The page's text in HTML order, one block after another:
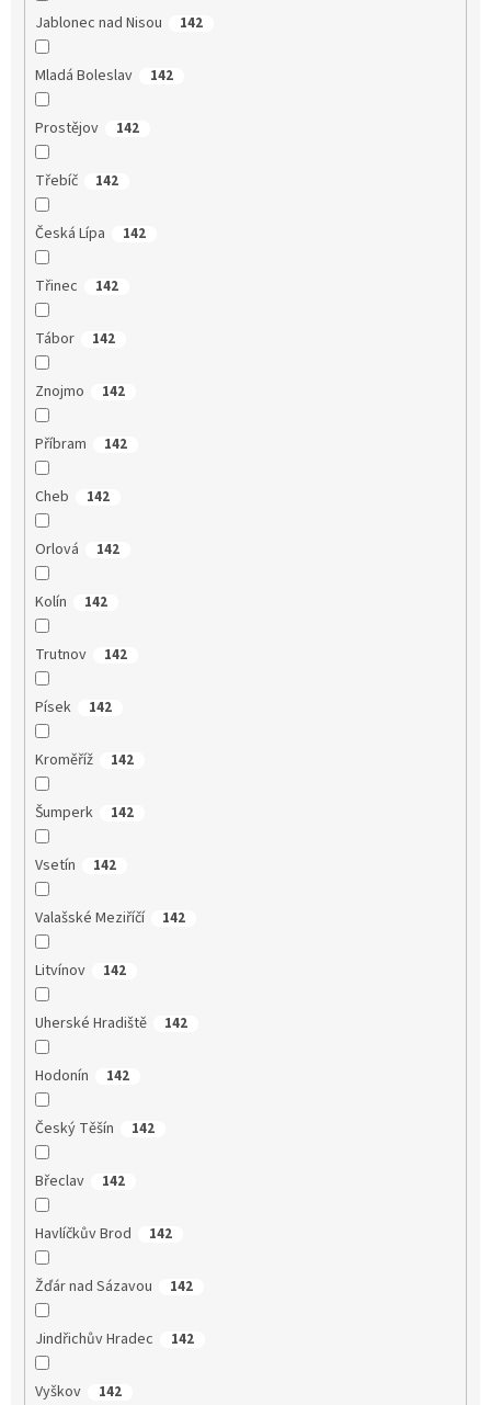
Jablonec nad Nisou 142
Mladá Boleslav 142
Prostějov 142
Třebíč 142
Česká Lípa 142
Třinec 142
Tábor 142
Znojmo 142
Příbram 142
Cheb 142
Orlová 142
Kolín 142
Trutnov 142
Písek 142
Kroměříž 142
Šumperk 142
Vsetín 142
Valašské Meziříčí 142
Litvínov 142
Uherské Hradiště 142
Hodonín 142
Český Těšín 142
Břeclav 142
Havlíčkův Brod 142
Žďár nad Sázavou 142
Jindřichův Hradec 142
Vyškov 142